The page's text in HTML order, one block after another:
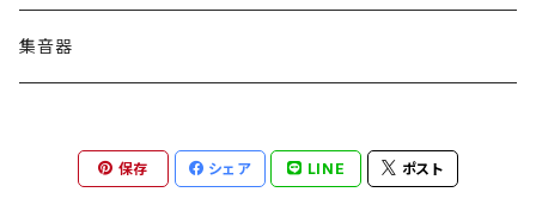
adidas アディダス
CHARME (シャルム)
アーバンリサーチ URBAN RESEARCH
ポロ ラルフローレン Polo Ralph Lauren
コンバース CONVERSE
S-size
集音器
保存 シェア LINE ポスト